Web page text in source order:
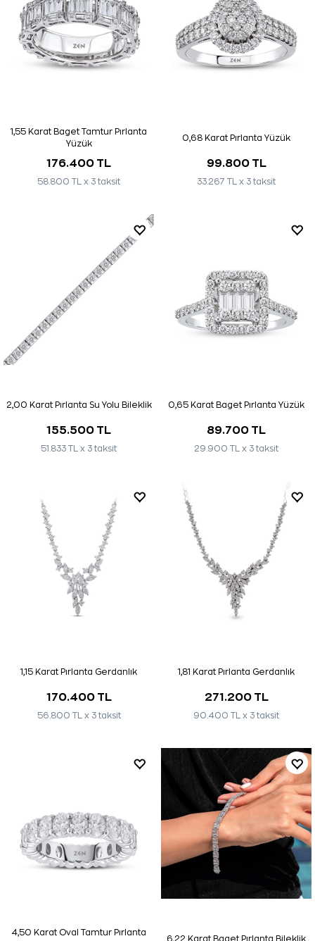
1,55 Karat Baget Tamtur Pırlanta
Yüzük
176.400 TL
58.800 TL x 3 taksit
0,68 Karat Pırlanta Yüzük
99.800 TL
33.267 TL x 3 taksit
2,00 Karat Pırlanta Su Yolu Bileklik
155.500 TL
51.833 TL x 3 taksit
0,65 Karat Baget Pırlanta Yüzük
89.700 TL
29.900 TL x 3 taksit
1,15 Karat Pırlanta Gerdanlık
170.400 TL
56.800 TL x 3 taksit
1,81 Karat Pırlanta Gerdanlık
271.200 TL
90.400 TL x 3 taksit
4,50 Karat Oval Tamtur Pırlanta
6,22 Karat Baget Pırlanta Bileklik